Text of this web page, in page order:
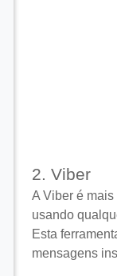
2. Viber
A Viber é
usando
Esta
mensagens